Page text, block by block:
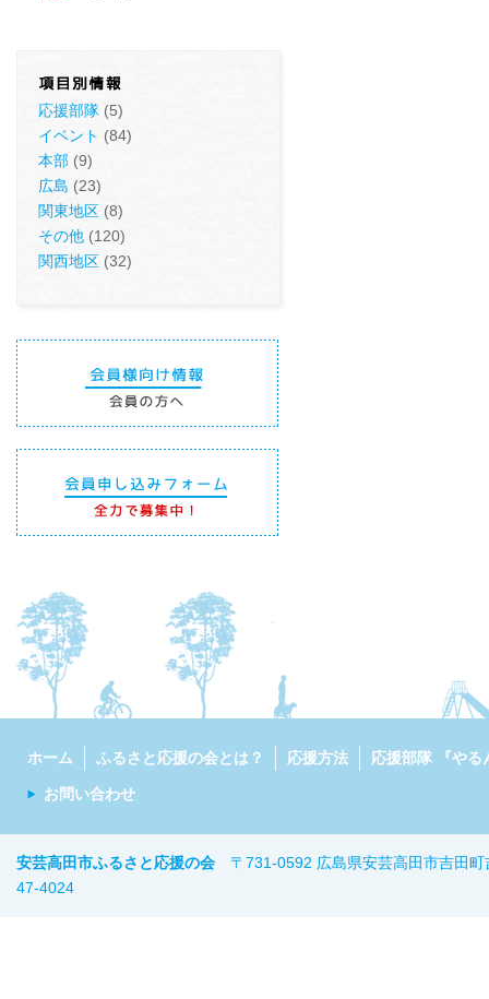
応援部隊 (5)
イベント (84)
本部 (9)
広島 (23)
関東地区 (8)
その他 (120)
関西地区 (32)
ホーム ふるさと応援の会とは？ 応援方法 応援部隊 『やる
お問い合わせ
安芸高田市ふるさと応援の会 〒731-0592 広島県安芸高田市吉田
47-4024